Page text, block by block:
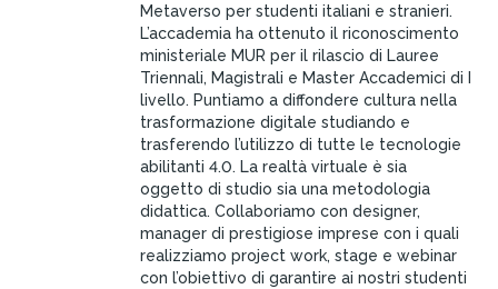
Metaverso per studenti italiani e stranieri.
L’accademia ha ottenuto il riconoscimento
ministeriale MUR per il rilascio di Lauree
Triennali, Magistrali e Master Accademici di I
livello. Puntiamo a diffondere cultura nella
trasformazione digitale studiando e
trasferendo l’utilizzo di tutte le tecnologie
abilitanti 4.0. La realtà virtuale è sia
oggetto di studio sia una metodologia
didattica. Collaboriamo con designer,
manager di prestigiose imprese con i quali
realizziamo project work, stage e webinar
con l’obiettivo di garantire ai nostri studenti